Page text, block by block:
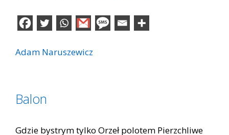
Adam Naruszewicz
Balon
Gdzie bystrym tylko Orzeł polotem Pierzchliwe